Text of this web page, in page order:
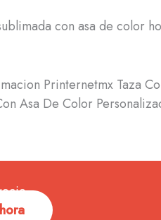
con asa de color
Printernetmx Taza
Asa De Color